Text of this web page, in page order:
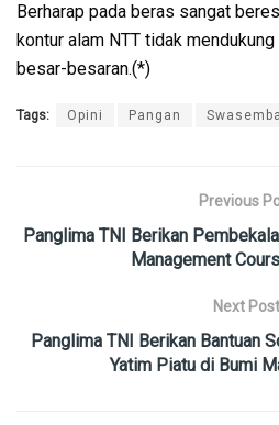
Berharap pada beras sangat
kontur alam NTT tidak
besar-besaran.(*)
Tags: Opini Pangan
Previous
Panglima TNI Berikan
Management
Next Post
Panglima TNI Berikan Bantuan
Yatim Piatu di Bumi